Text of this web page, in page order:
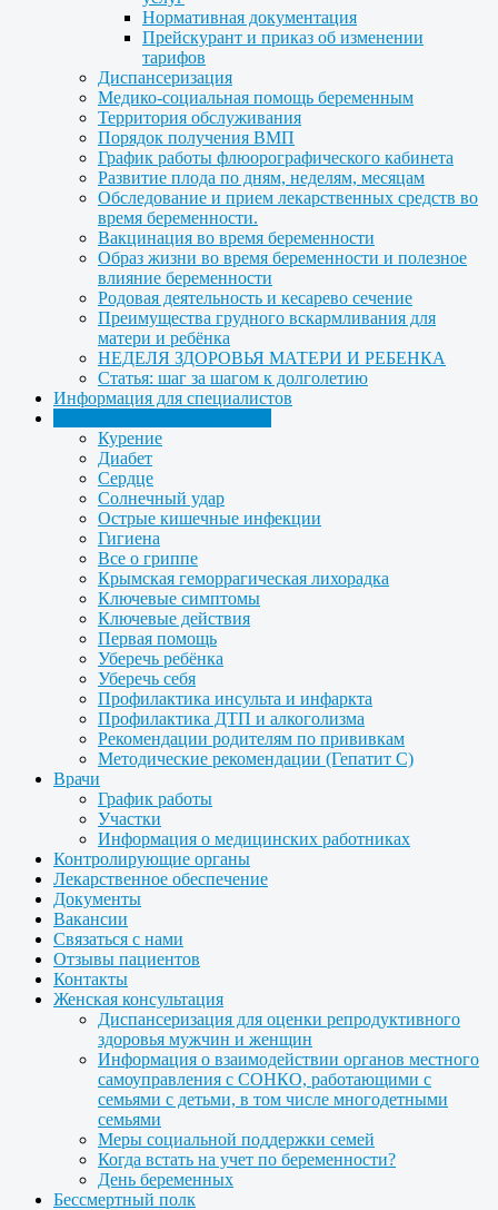
Нормативная документация
Прейскурант и приказ об изменении
тарифов
Диспансеризация
Медико-социальная помощь беременным
Территория обслуживания
Порядок получения ВМП
График работы флюорографического кабинета
Развитие плода по дням, неделям, месяцам
Обследование и прием лекарственных средств во
время беременности.
Вакцинация во время беременности
Образ жизни во время беременности и полезное
влияние беременности
Родовая деятельность и кесарево сечение
Преимущества грудного вскармливания для
матери и ребёнка
НЕДЕЛЯ ЗДОРОВЬЯ МАТЕРИ И РЕБЕНКА
Статья: шаг за шагом к долголетию
Информация для специалистов
Курение
Диабет
Сердце
Солнечный удар
Острые кишечные инфекции
Гигиена
Все о гриппе
Крымская геморрагическая лихорадка
Ключевые симптомы
Ключевые действия
Первая помощь
Уберечь ребёнка
Уберечь себя
Профилактика инсульта и инфаркта
Профилактика ДТП и алкоголизма
Рекомендации родителям по прививкам
Методические рекомендации (Гепатит С)
Врачи
График работы
Участки
Информация о медицинских работниках
Контролирующие органы
Лекарственное обеспечение
Документы
Вакансии
Связаться с нами
Отзывы пациентов
Контакты
Женская консультация
Диспансеризация для оценки репродуктивного
здоровья мужчин и женщин
Информация о взаимодействии органов местного
самоуправления с СОНКО, работающими с
семьями с детьми, в том числе многодетными
семьями
Меры социальной поддержки семей
Когда встать на учет по беременности?
День беременных
Бессмертный полк